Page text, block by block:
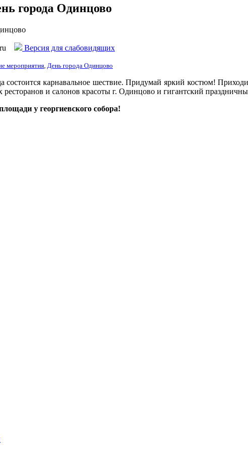
города Одинцово
Версия для слабовидящих
мероприятия День города Одинцово
состоится карнавальное шествие. Придумай яркий костюм!
и салонов красоты г. Одинцово и гигантский
у георгиевского собора!